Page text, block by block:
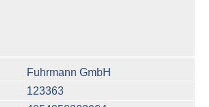
Fuhrmann GmbH
123363